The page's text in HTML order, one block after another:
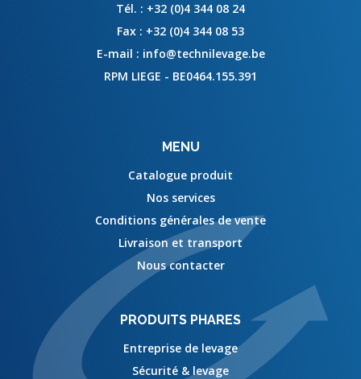
Tél. : +32 (0)4 344 08 24
Fax : +32 (0)4 344 08 53
E-mail : info@technilevage.be
RPM LIEGE - BE0464.155.391
MENU
Catalogue produit
Nos services
Conditions générales de vente
Livraison et transport
Nous contacter
PRODUITS PHARES
Entreprise de levage
Sécurité & levage